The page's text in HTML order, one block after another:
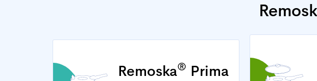
Remoska® Prima